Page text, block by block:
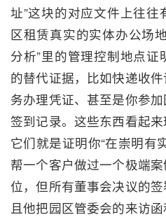
址”这块的对应文件上往
区租赁真实的实体办公场
分析”里的管理控制地点
的替代证据，比如快递收
务办理凭证、甚至是你参
签到记录。这些东西看起来
它们就是证明你“在崇明有
帮一个客户做过一个极端
位，但所有董事会决议的
且他把园区管委会的来访